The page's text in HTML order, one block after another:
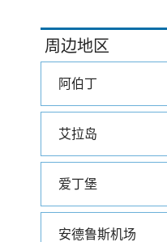
周边地区
阿伯丁
艾拉岛
爱丁堡
安德鲁斯机场